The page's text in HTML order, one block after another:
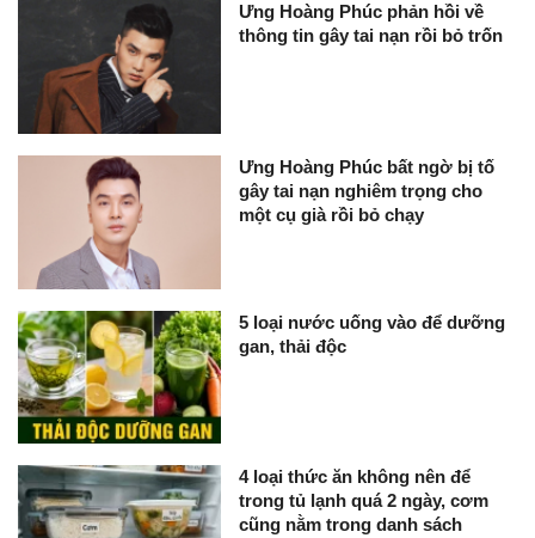
Ưng Hoàng Phúc phản hồi về
thông tin gây tai nạn rồi bỏ trốn
Ưng Hoàng Phúc bất ngờ bị tố
gây tai nạn nghiêm trọng cho
một cụ già rồi bỏ chạy
5 loại nước uống vào để dưỡng
gan, thải độc
4 loại thức ăn không nên để
trong tủ lạnh quá 2 ngày, cơm
cũng nằm trong danh sách